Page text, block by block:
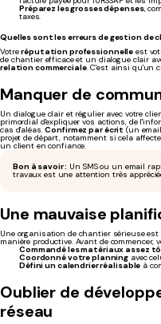
Préparez les grosses dépenses,
taxes.
Quelles sont les erreurs de gestion
Votreréputation professionnelle est
de chantier efficace et un dialogue clair
relation commerciale. C'est ainsi qu'un
Manquer de
Un dialogue clair et régulier avec votre
primordial d'expliquer vos actions, de
cas d'aléas.Confirmez par écrit (un
projet de départ, notamment si cela
un client en confiance.
Bon à savoir : Un SMS ou un email
travaux est une attention très
Une mauvaise
Une organisation de chantier sérieuse
manière productive. Avant de commencer,
Commandé les matériaux assez
Coordonné votre planning avec
Défini un calendrier réalisable à
Oublier de
réseau